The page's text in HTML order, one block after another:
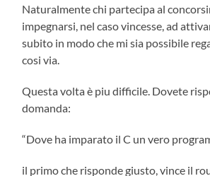
Naturalmente chi partecipa al
impegnarsi, nel caso vincesse, ad
subito in modo che mi sia possibile
cosi via.
Questa volta è piu difficile. Dovete
domanda:
“Dove ha imparato il C un vero
il primo che risponde giusto, vince il